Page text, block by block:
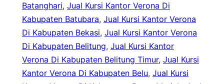
Batanghari, Jual Kursi Kantor Verona Di
Kabupaten Batubara, Jual Kursi Kantor Verona
Di Kabupaten Bekasi, Jual Kursi Kantor Verona
Di Kabupaten Belitung, Jual Kursi Kantor
Verona Di Kabupaten Belitung Timur, Jual Kursi
Kantor Verona Di Kabupaten Belu, Jual Kursi